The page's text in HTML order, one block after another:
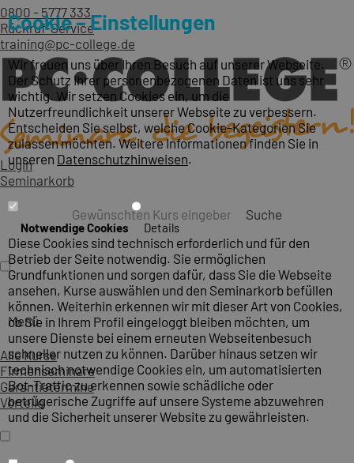
0800 - 5777 333
Rückruf-Service
training@pc-college.de
Login
Seminarkorb
Suche
Menü
Alle Kurse
Firmenseminare
Garantietermine
Vorteile
Cookie – Einstellungen
Wir freuen uns über Ihren Besuch auf unserer Webseite.
Der Schutz Ihrer personenbezogenen Daten ist uns sehr
wichtig. Wir setzen Cookies ein, um die
Nutzerfreundlichkeit unserer Webseite zu verbessern.
Entscheiden Sie selbst, welche Cookie-Kategorien Sie
zulassen möchten. Weitere Informationen finden Sie in
unseren Datenschutzhinweisen.
Notwendige Cookies Details
Diese Cookies sind technisch erforderlich und für den
Betrieb der Seite notwendig. Sie ermöglichen
Grundfunktionen und sorgen dafür, dass Sie die Webseite
ansehen, Kurse auswählen und den Seminarkorb befüllen
können. Weiterhin erkennen wir mit dieser Art von Cookies,
ob Sie in Ihrem Profil eingeloggt bleiben möchten, um
unsere Dienste bei einem erneuten Webseitenbesuch
schneller nutzen zu können. Darüber hinaus setzen wir
technisch notwendige Cookies ein, um automatisierten
Bot-Traffic zu erkennen sowie schädliche oder
betrügerische Zugriffe auf unsere Systeme abzuwehren
und die Sicherheit unserer Website zu gewährleisten.